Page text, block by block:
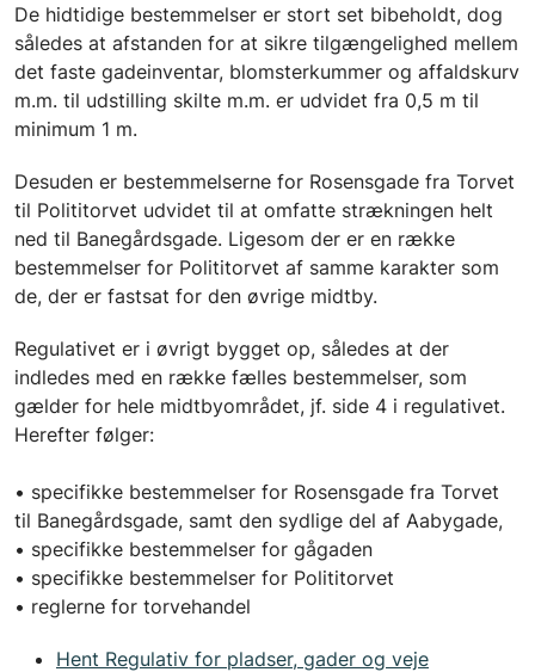
De hidtidige bestemmelser er stort set bibeholdt, dog
således at afstanden for at sikre tilgængelighed mellem
det faste gadeinventar, blomsterkummer og affaldskurv
m.m. til udstilling skilte m.m. er udvidet fra 0,5 m til
minimum 1 m.
Desuden er bestemmelserne for Rosensgade fra Torvet
til Polititorvet udvidet til at omfatte strækningen helt
ned til Banegårdsgade. Ligesom der er en række
bestemmelser for Polititorvet af samme karakter som
de, der er fastsat for den øvrige midtby.
Regulativet er i øvrigt bygget op, således at der
indledes med en række fælles bestemmelser, som
gælder for hele midtbyområdet, jf. side 4 i regulativet.
Herefter følger:
• specifikke bestemmelser for Rosensgade fra Torvet
til Banegårdsgade, samt den sydlige del af Aabygade,
• specifikke bestemmelser for gågaden
• specifikke bestemmelser for Polititorvet
• reglerne for torvehandel
Hent Regulativ for pladser, gader og veje